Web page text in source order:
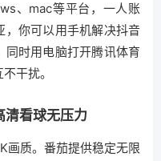
、mac等平台，一人账
，你可以用手机解决抖音
时用电脑打开腾讯体育
干扰。
清看球无压力
画质。番茄提供稳定无限